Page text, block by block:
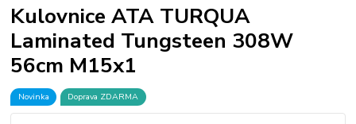
Kulovnice ATA TURQUA
Laminated Tungsteen 308W
56cm M15x1
Novinka Doprava ZDARMA